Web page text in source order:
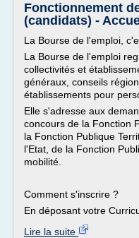
Fonctionnement
(candidats) -
La Bourse de l'emploi,
La Bourse de l'emploi
collectivités et
généraux, conseils
établissements pour
Elle s'adresse aux
concours de la Fonction
la Fonction Publique
l'Etat, de la Fonction
mobilité.
Comment s'inscrire ?
En déposant votre
Lire la suite